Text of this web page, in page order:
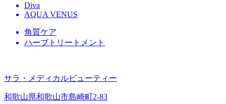
Diva
AQUA VENUS
角質ケア
ハーブトリートメント
サラ・メディカルビューティー
和歌山県和歌山市島崎町2-83